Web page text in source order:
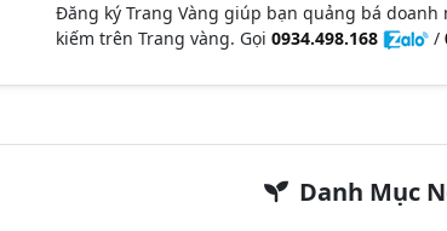
Đăng ký Trang Vàng giúp bạn quảng bá doanh
kiếm trên Trang vàng. Gọi 0934.498.168 /
Danh Mục